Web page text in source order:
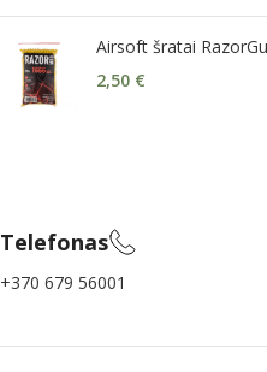
Airsoft šratai
2,50 €
Telefonas
+370 679 56001